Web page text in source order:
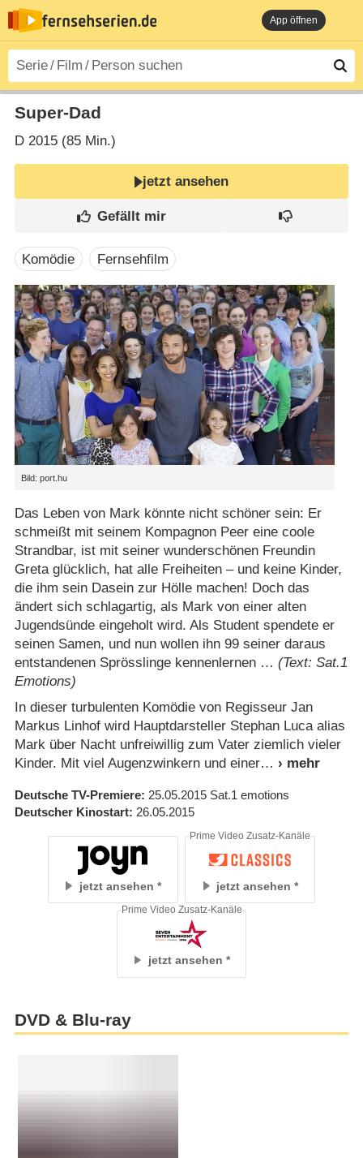
App öffnen
Super-Dad
D2015 (85 Min.)
jetzt ansehen
Komödie Fernsehfilm
Bild: port.hu
Das Leben von Mark könnte nicht schöner sein: Er
schmeißt mit seinem Kompagnon Peer eine coole
Strandbar, ist mit seiner wunderschönen Freundin
Greta glücklich, hat alle Freiheiten – und keine Kinder,
die ihm sein Dasein zur Hölle machen! Doch das
ändert sich schlagartig, als Mark von einer alten
Jugendsünde eingeholt wird. Als Student spendete er
seinen Samen, und nun wollen ihn 99 seiner daraus
entstandenen Sprösslinge kennenlernen … (Text: Sat.1
Emotions)
In dieser turbulenten Komödie von Regisseur Jan
Markus Linhof wird Hauptdarsteller Stephan Luca alias
Mark über Nacht unfreiwillig zum Vater ziemlich vieler
Kinder. Mit viel Augenzwinkern und einer
Deutsche TV-Premiere 25.05.2015 Sat.1 emotions
Deutscher Kinostart 26.05.2015
jetzt ansehen jetzt ansehen
Prime Video Zusatz-Kanäle
jetzt ansehen
Prime Video Zusatz-Kanäle
DVD & Blu-ray